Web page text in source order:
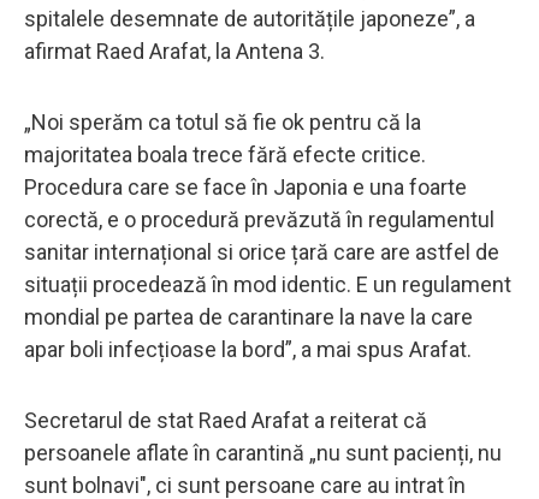
spitalele desemnate de autoritățile japoneze”, a
afirmat Raed Arafat, la Antena 3.
„Noi sperăm ca totul să fie ok pentru că la
majoritatea boala trece fără efecte critice.
Procedura care se face în Japonia e una foarte
corectă, e o procedură prevăzută în regulamentul
sanitar internațional si orice țară care are astfel de
situații procedează în mod identic. E un regulament
mondial pe partea de carantinare la nave la care
apar boli infecțioase la bord”, a mai spus Arafat.
Secretarul de stat Raed Arafat a reiterat că
persoanele aflate în carantină „nu sunt pacienți, nu
sunt bolnavi", ci sunt persoane care au intrat în